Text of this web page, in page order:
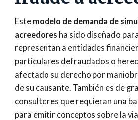
Este modelo de demanda de
acreedores ha sido diseñado
representan a entidades
particulares defraudados o
afectado su derecho por
de su causante. También es de
consultores que requieran una
para emitir conceptos sobre la